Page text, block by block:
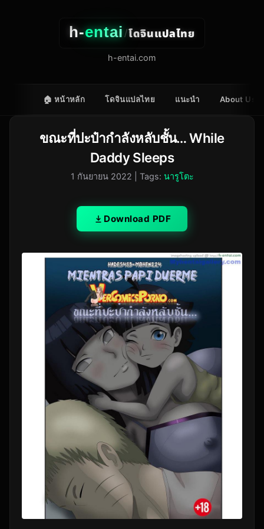
h-entai/โดจินแปลไทย
h-entai.com
🏠 หน้าหลัก โดจินแปลไทย แนะนำ About Us
ขณะที่ปะป๋ากำลังหลับชั้น… While
Daddy Sleeps
1 กันยายน 2022 | Tags: นารูโตะ
Download PDF